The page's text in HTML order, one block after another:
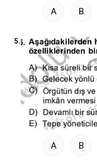
A B
5.
A B